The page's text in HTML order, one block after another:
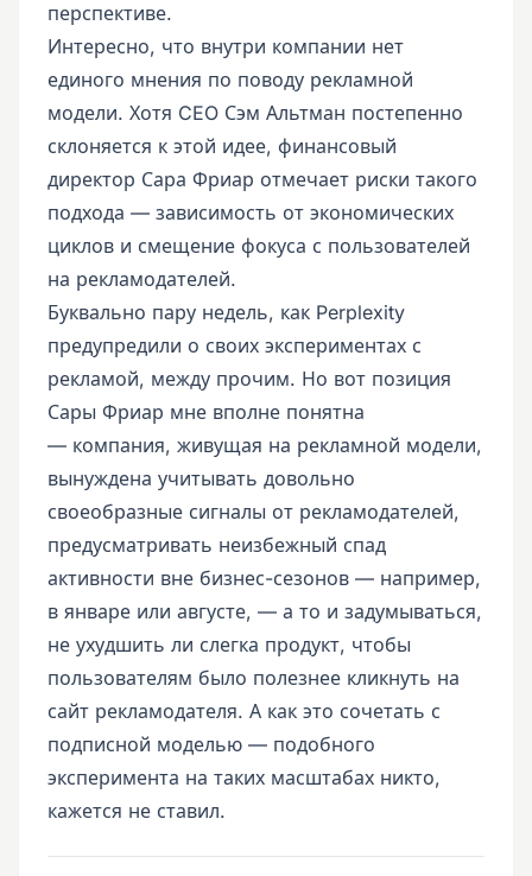
перспективе.
Интересно, что внутри компании нет
единого мнения по поводу рекламной
модели. Хотя CEO Сэм Альтман постепенно
склоняется к этой идее, финансовый
директор Сара Фриар отмечает риски такого
подхода — зависимость от экономических
циклов и смещение фокуса с пользователей
на рекламодателей.
Буквально пару недель, как Perplexity
предупредили о своих экспериментах с
рекламой, между прочим. Но вот позиция
Сары Фриар мне вполне понятна
— компания, живущая на рекламной модели,
вынуждена учитывать довольно
своеобразные сигналы от рекламодателей,
предусматривать неизбежный спад
активности вне бизнес-сезонов — например,
в январе или августе, — а то и задумываться,
не ухудшить ли слегка продукт, чтобы
пользователям было полезнее кликнуть на
сайт рекламодателя. А как это сочетать с
подписной моделью — подобного
эксперимента на таких масштабах никто,
кажется не ставил.